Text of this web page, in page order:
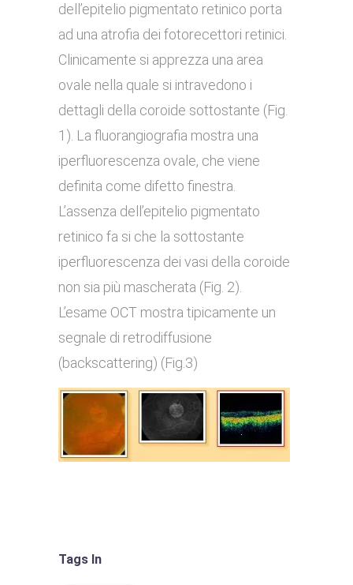
dell’epitelio pigmentato retinico porta
ad una atrofia dei fotorecettori retinici.
Clinicamente si apprezza una area
ovale nella quale si intravedono i
dettagli della coroide sottostante (Fig.
1). La fluorangiografia mostra una
iperfluorescenza ovale, che viene
definita come difetto finestra.
L’assenza dell’epitelio pigmentato
retinico fa si che la sottostante
iperfluorescenza dei vasi della coroide
non sia più mascherata (Fig. 2).
L’esame OCT mostra tipicamente un
segnale di retrodiffusione
(backscattering) (Fig.3)
Tags In